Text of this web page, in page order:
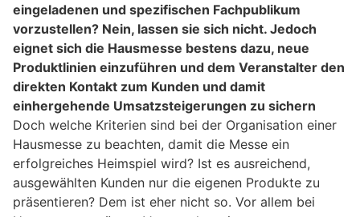
eingeladenen und spezifischen Fachpublikum
vorzustellen? Nein, lassen sie sich nicht. Jedoch
eignet sich die Hausmesse bestens dazu, neue
Produktlinien einzuführen und dem Veranstalter den
direkten Kontakt zum Kunden und damit
einhergehende Umsatzsteigerungen zu sichern
Doch welche Kriterien sind bei der Organisation einer
Hausmesse zu beachten, damit die Messe ein
erfolgreiches Heimspiel wird? Ist es ausreichend,
ausgewählten Kunden nur die eigenen Produkte zu
präsentieren? Dem ist eher nicht so. Vor allem bei